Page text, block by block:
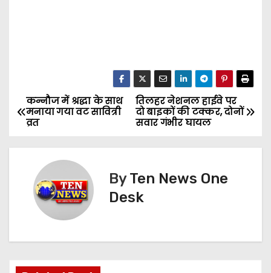
P
o
v
तिलहर नेशनल हाईवे पर
दो बाइकों की टक्कर, दोनों
सवार गंभीर घायल
कन्नौज में श्रद्धा के साथ
मनाया गया वट सावित्री
व्रत
ByTen News One
Desk